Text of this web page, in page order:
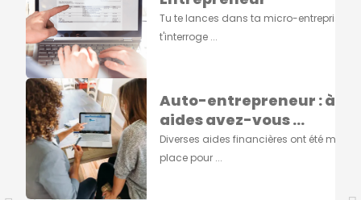
Tu te lances dans ta micro-entreprise et
t'interroge ...
Auto-entrepreneur : à
aides avez-vous ...
Diverses aides financières ont été mises
place pour ...